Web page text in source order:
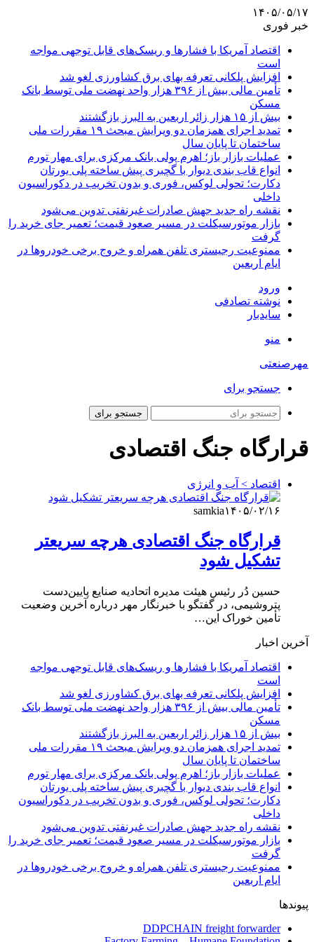
۱۴۰۵/۰۵/۱۷
خبر فوری
اقتصاد آمریکا با فشارها و ریسک‌های قابل توجهی مواجه
است
افزایش پلکانی تعرفه بهای برق کشاورزی لغو شد
تأمین مالی بیش از ۳۹۶ هزار واحد نهضت ملی توسط بانک
مسکن
بیش از ۱۵ هزار زائر اربعین به البرز بازگشتند
تمدید اجرای همزمان دو ویرایش مبحث ۱۹ مقررات ملی
ساختمان تا پایان سال
عملیات بازار باز؛ اهرم پولی بانک مرکزی برای مهار تورم
انواع قاب بندی دیوار با گچبری پیش ساخته پلی یورتان
دکارت؛ تحولی لوکس، فوری و بدون تخریب در دکوراسیون
داخلی
نقشه راه جدید جهش صادرات غیرنفتی تدوین می‌شود
بازار موتورسیکلت در مسیر صعود قیمت؛ تعمیر جای خرید را
گرفت
ممنوعیت رجیستری تلفن همراه و خروج برخی خودروها در
ایام اربعین
ورود
نوشته تصادفی
سایدبار
منو
مهرصنعتی
جستجو برای
جستجو برای
قرارگاه جنگ اقتصادی
اقتصاد > آب و انرژی
samkia۱۴۰۵/۰۲/۱۶
قرارگاه جنگ اقتصادی هرچه سریعتر
تشکیل شود
حسین دُر رئیس هیئت مدیره اتحادیه صنایع پایین‌دست
پتروشیمی، در گفتگو با خبرنگار مهر درباره آخرین وضعیت
تأمین خوراک این…
آخرین اخبار
اقتصاد آمریکا با فشارها و ریسک‌های قابل توجهی مواجه
است
افزایش پلکانی تعرفه بهای برق کشاورزی لغو شد
تأمین مالی بیش از ۳۹۶ هزار واحد نهضت ملی توسط بانک
مسکن
بیش از ۱۵ هزار زائر اربعین به البرز بازگشتند
تمدید اجرای همزمان دو ویرایش مبحث ۱۹ مقررات ملی
ساختمان تا پایان سال
عملیات بازار باز؛ اهرم پولی بانک مرکزی برای مهار تورم
انواع قاب بندی دیوار با گچبری پیش ساخته پلی یورتان
دکارت؛ تحولی لوکس، فوری و بدون تخریب در دکوراسیون
داخلی
نقشه راه جدید جهش صادرات غیرنفتی تدوین می‌شود
بازار موتورسیکلت در مسیر صعود قیمت؛ تعمیر جای خرید را
گرفت
ممنوعیت رجیستری تلفن همراه و خروج برخی خودروها در
ایام اربعین
پیوندها
DDPCHAIN freight forwarder